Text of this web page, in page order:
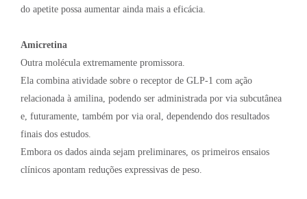
do apetite possa aumentar ainda mais a eficácia.
Amicretina
Outra molécula extremamente promissora.
Ela combina atividade sobre o receptor de GLP-1 com ação
relacionada à amilina, podendo ser administrada por via subcutânea
e, futuramente, também por via oral, dependendo dos resultados
finais dos estudos.
Embora os dados ainda sejam preliminares, os primeiros ensaios
clínicos apontam reduções expressivas de peso.